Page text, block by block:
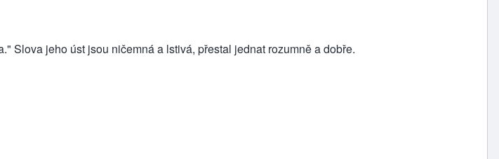
Slova jeho úst jsou ničemná a lstivá, přestal jednat rozumně a dobře.